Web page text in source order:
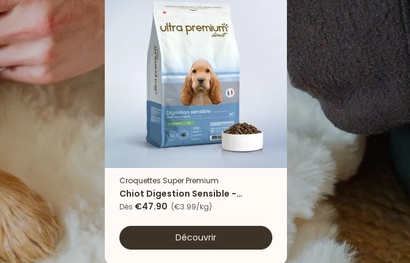
Croquettes Super Premium
Chiot Digestion Sensible -
Agneau & riz
Dès €47.90 (€3.99/kg)
Découvrir